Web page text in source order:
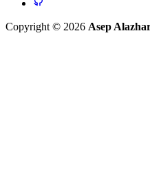
Copyright © 2026 Asep